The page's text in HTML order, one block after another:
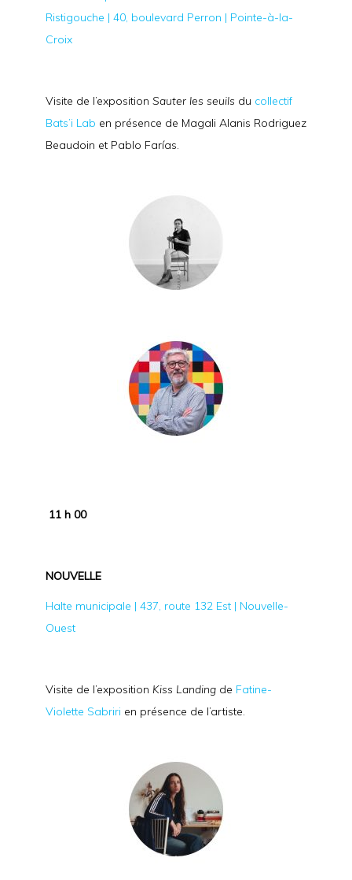
Ristigouche | 40, boulevard Perron | Pointe-à-la-
Croix
Visite de l’exposition Sauter les seuils du collectif
Bats’i Lab en présence de Magali Alanis Rodriguez
Beaudoin et Pablo Farías.
11 h 00
NOUVELLE
Halte municipale | 437, route 132 Est | Nouvelle-
Ouest
Visite de l’exposition Kiss Landing de Fatine-
Violette Sabriri en présence de l’artiste.